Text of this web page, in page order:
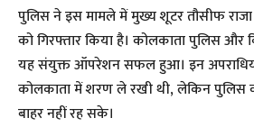
पुलिस ने इस मामले में मुख्य शूटर तौसीफ
को गिरफ्तार किया है। कोलकाता पुलिस और
यह संयुक्त ऑपरेशन सफल हुआ। इन
कोलकाता में शरण ले रखी थी, लेकिन पुलिस
बाहर नहीं रह सके।